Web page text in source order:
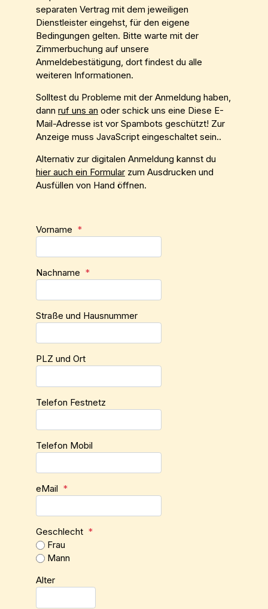
separaten Vertrag mit dem jeweiligen
Dienstleister eingehst, für den eigene
Bedingungen gelten. Bitte warte mit der
Zimmerbuchung auf unsere
Anmeldebestätigung, dort findest du alle
weiteren Informationen.
Solltest du Probleme mit der Anmeldung haben,
dann ruf uns an oder schick uns eine Diese E-
Mail-Adresse ist vor Spambots geschützt! Zur
Anzeige muss JavaScript eingeschaltet sein..
Alternativ zur digitalen Anmeldung kannst du
hier auch ein Formular zum Ausdrucken und
Ausfüllen von Hand öffnen.
Vorname *
Nachname *
Straße und Hausnummer
PLZ und Ort
Telefon Festnetz
Telefon Mobil
eMail *
Geschlecht *
Frau
Mann
Alter